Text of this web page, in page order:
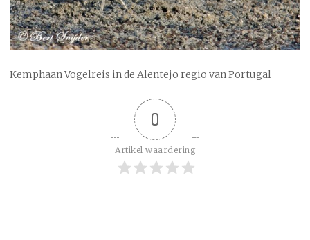
Kemphaan Vogelreis in de Alentejo regio van Portugal
0
Artikel waardering